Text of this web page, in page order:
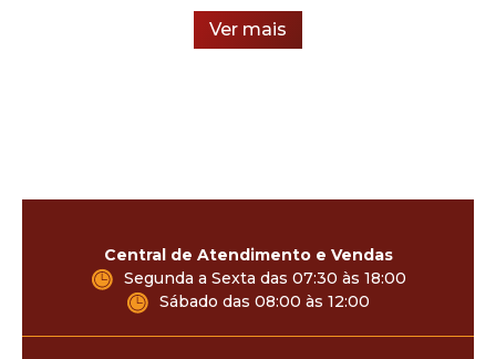
Ver mais
Central de Atendimento e Vendas
Segunda a Sexta das 07:30 às 18:00
Sábado das 08:00 às 12:00